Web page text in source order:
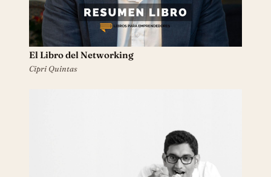
El Libro del Networking
Cipri Quintas